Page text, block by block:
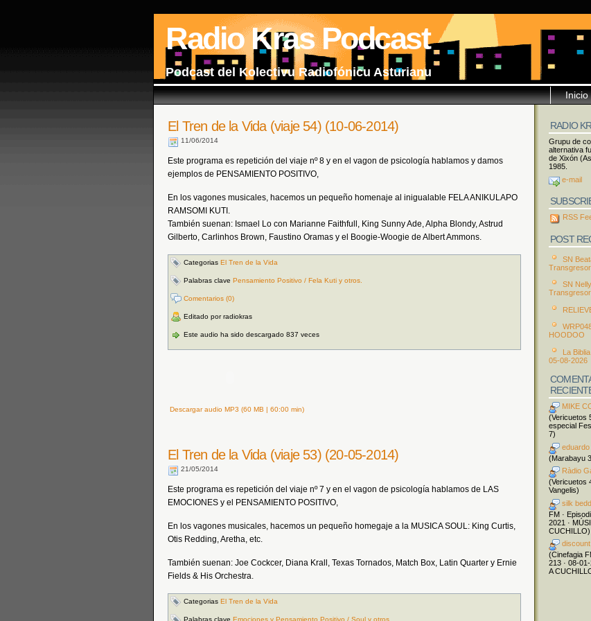
Radio Kras Podcast
Podcast del Kolectivu Radiofónicu Asturianu
Inicio
El Tren de la Vida (viaje 54) (10-06-2014)
11/06/2014
Este programa es repetición del viaje nº 8 y en el vagon de psicología hablamos y damos
ejemplos de PENSAMIENTO POSITIVO,
En los vagones musicales, hacemos un pequeño homenaje al inigualable FELA ANIKULAPO
RAMSOMI KUTI.
También suenan: Ismael Lo con Marianne Faithfull, King Sunny Ade, Alpha Blondy, Astrud
Gilberto, Carlinhos Brown, Faustino Oramas y el Boogie-Woogie de Albert Ammons.
Categorias El Tren de la Vida
Palabras clave Pensamiento Positivo / Fela Kuti y otros.
Comentarios (0)
Editado por radiokras
Este audio ha sido descargado 837 veces
Descargar audio MP3 (60 MB | 60:00 min)
El Tren de la Vida (viaje 53) (20-05-2014)
21/05/2014
Este programa es repetición del viaje nº 7 y en el vagon de psicología hablamos de LAS
EMOCIONES y el PENSAMIENTO POSITIVO,
En los vagones musicales, hacemos un pequeño homegaje a la MUSICA SOUL: King Curtis,
Otis Redding, Aretha, etc.
También suenan: Joe Cockcer, Diana Krall, Texas Tornados, Match Box, Latin Quarter y Ernie
Fields & His Orchestra.
Categorias El Tren de la Vida
Palabras clave Emociones y Pensamiento Positivo / Soul y otros
RADIO
Grupu de
alternativa
de Xixón
1985.
e-mail
RSS
POST
SN
SN
HOODOO
La
05-08-2026
MIKE
(Vericuetos
especial
7)
(Marabayu
Ràdio
(Vericuetos
Vangelis)
silk
FM ·
2021 ·
CUCHILLO)
(Cinefagia
213 · 08-
A